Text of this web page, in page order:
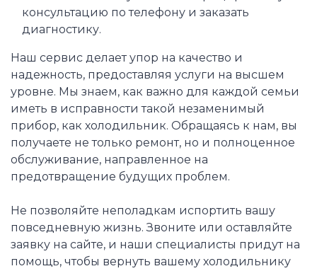
консультацию по телефону и заказать
диагностику.
Наш сервис делает упор на качество и
надежность, предоставляя услуги на высшем
уровне. Мы знаем, как важно для каждой семьи
иметь в исправности такой незаменимый
прибор, как холодильник. Обращаясь к нам, вы
получаете не только ремонт, но и полноценное
обслуживание, направленное на
предотвращение будущих проблем.
Не позволяйте неполадкам испортить вашу
повседневную жизнь. Звоните или оставляйте
заявку на сайте, и наши специалисты придут на
помощь, чтобы вернуть вашему холодильнику